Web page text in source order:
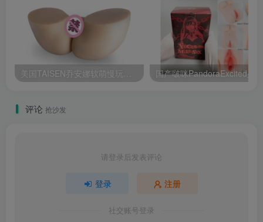
美国TAISEN乔安娜软萌慢玩新手向飞机杯深度测评报告
评论 抢沙发
请登录后发表评论
登录 注册
社交账号登录